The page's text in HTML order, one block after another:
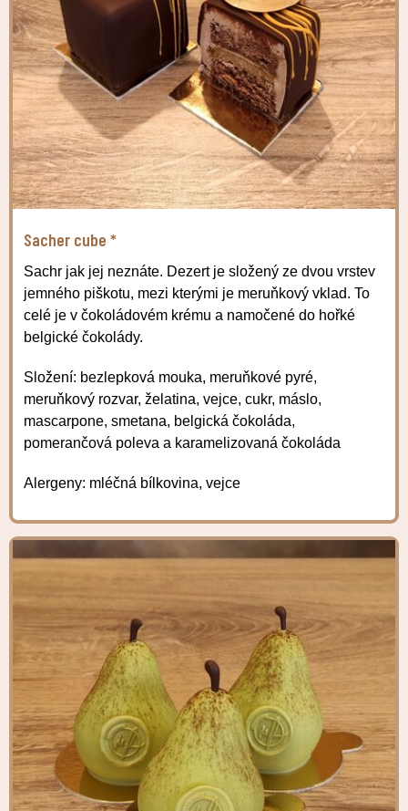
Sacher cube *
Sachr jak jej neznáte. Dezert je složený ze dvou vrstev
jemného piškotu, mezi kterými je meruňkový vklad. To
celé je v čokoládovém krému a namočené do hořké
belgické čokolády.
Složení: bezlepková mouka, meruňkové pyré,
meruňkový rozvar, želatina, vejce, cukr, máslo,
mascarpone, smetana, belgická čokoláda,
pomerančová poleva a karamelizovaná čokoláda
Alergeny: mléčná bílkovina, vejce